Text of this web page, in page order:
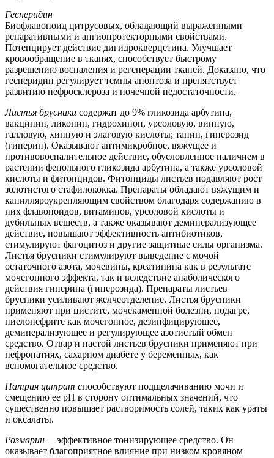
Гесперидин
Биофлавоноид цитрусовых, обладающий выраженными
репаративными и ангиопротекторными свойствами.
Потенцирует действие дигидрокверцетина. Улучшает
кровообращение в тканях, способствует быстрому
разрешению воспаления и регенерации тканей. Доказано, что
гесперидин регулирует темпы апоптоза и препятствует
развитию нефросклероза и почечной недостаточности.
Листья брусники содержат до 9% гликозида арбутина,
вакцинин, ликопин, гидрохинон, урсоловую, винную,
галловую, хинную и элаговую кислоты; танин, гиперозид
(гиперин). Оказывают антимикробное, вяжущее и
противовоспалительное действие, обусловленное наличием в
растении фенольного гликозида арбутина, а также урсоловой
кислоты и фитонцидов. Фитонциды листьев подавляют рост
золотистого стафилококка. Препараты обладают вяжущим и
капилляроукрепляющим свойством благодаря содержанию в
них флавоноидов, витаминов, урсоловой кислоты и
дубильных веществ, а также оказывают деминерализующее
действие, повышают эффективность антибиотиков,
стимулируют фагоцитоз и другие защитные силы организма.
Листья брусники стимулируют выведение с мочой
остаточного азота, мочевины, креатинина как в результате
мочегонного эффекта, так и вследствие анаболического
действия гиперина (гиперозида). Препараты листьев
брусники усиливают желчеотделение. Листья брусники
применяют при цистите, мочекаменной болезни, подагре,
пиелонефрите как мочегонное, дезинфицирующее,
деминерализующее и регулирующее азотистый обмен
средство. Отвар и настой листьев брусники применяют при
нефропатиях, сахарном диабете у беременных, как
вспомогательное средство.
Натрия цитрат способствуют подщелачиванию мочи и
смещению ее рН в сторону оптимальных значений, что
существенно повышает растворимость солей, таких как ураты
и оксалаты.
Розмарин— эффективное тонизирующее средство. Он
оказывает благоприятное влияние при низком кровяном